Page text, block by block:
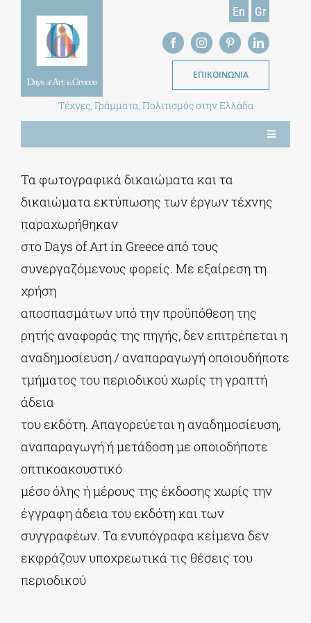
En Gr
ΕΠΙΚΟΙΝΩΝΙΑ
Τέχνες, Γράμματα, Πολιτισμός στην Ελλάδα
Toggle
Navigation
ΔΙΔΑΚΤΟΡΙΚΑ
ΕΚΠΑΙΔΕΥΤΙΚΑ ΙΔΡΥΜΑΤΑ
ΠΟΛΙΤΙΣΤΙΚΟΙ ΦΟΡΕΙΣ
ΧΩΡΟΙ ΤΕΧΝΗΣ
ΔΗΜΟΙ
ΕΚΔΗΛΩΣΕΙΣ
Τα φωτογραφικά δικαιώματα και τα
δικαιώματα εκτύπωσης των έργων τέχνης
παραχωρήθηκαν
στο Days of Art in Greece από τους
συνεργαζόμενους φορείς. Με εξαίρεση τη
χρήση
αποσπασμάτων υπό την προϋπόθεση της
ρητής αναφοράς της πηγής, δεν επιτρέπεται η
αναδημοσίευση / αναπαραγωγή οποιουδήποτε
τμήματος του περιοδικού χωρίς τη γραπτή
άδεια
του εκδότη. Απαγορεύεται η αναδημοσίευση,
αναπαραγωγή ή μετάδοση με οποιοδήποτε
οπτικοακουστικό
μέσο όλης ή μέρους της έκδοσης χωρίς την
έγγραφη άδεια του εκδότη και των
συγγραφέων. Τα ενυπόγραφα κείμενα δεν
εκφράζουν υποχρεωτικά τις θέσεις του
περιοδικού